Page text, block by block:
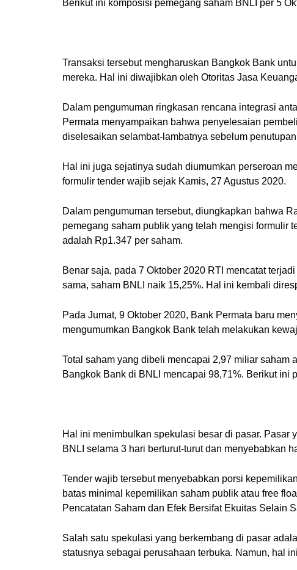
Berikut ini komposisi pemegang saham BNLI per 5
Transaksi tersebut mengharuskan Bangkok Bank
mereka. Hal ini diwajibkan oleh Otoritas Jasa
Dalam pengumuman ringkasan rencana integrasi
Permata menyampaikan bahwa penyelesaian
diselesaikan selambat-lambatnya sebelum
Hal ini juga sejatinya sudah diumumkan perseroan
formulir tender wajib sejak Kamis, 27 Agustus 2020.
Dalam pengumuman tersebut, diungkapkan bahwa
pemegang saham publik yang telah mengisi formulir
adalah Rp1.347 per saham.
Benar saja, pada 7 Oktober 2020 RTI mencatat
sama, saham BNLI naik 15,25%. Hal ini kembali
Pada Jumat, 9 Oktober 2020, Bank Permata baru
mengumumkan Bangkok Bank telah melakukan
Total saham yang dibeli mencapai 2,97 miliar saham
Bangkok Bank di BNLI mencapai 98,71%. Berikut ini
Hal ini menimbulkan spekulasi besar di pasar. Pasar
BNLI selama 3 hari berturut-turut dan menyebabkan
Tender wajib tersebut menyebabkan porsi
batas minimal kepemilikan saham publik atau free
Pencatatan Saham dan Efek Bersifat Ekuitas Selain
Salah satu spekulasi yang berkembang di pasar
statusnya sebagai perusahaan terbuka. Namun, hal